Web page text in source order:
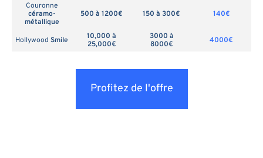
Couronne
céramo-
métallique
500 à 1200€ 150 à 300€ 140€
Hollywood Smile
10,000 à
25,000€
3000 à
8000€
4000€
Profitez de l'offre